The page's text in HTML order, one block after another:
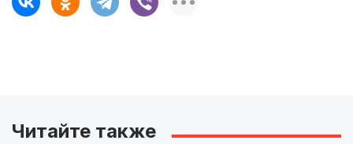
Читайте также